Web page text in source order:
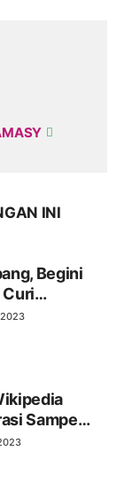
INI
Begini
Curi
Hingga
2023
Sampe